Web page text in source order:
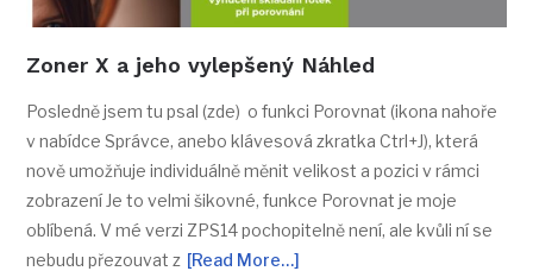
Zoner X a jeho vylepšený Náhled
Posledně jsem tu psal (zde) o funkci Porovnat (ikona nahoře
v nabídce Správce, anebo klávesová zkratka Ctrl+J), která
nově umožňuje individuálně měnit velikost a pozici v rámci
zobrazení Je to velmi šikovné, funkce Porovnat je moje
oblíbená. V mé verzi ZPS14 pochopitelně není, ale kvůli ní se
nebudu přezouvat z [Read More…]